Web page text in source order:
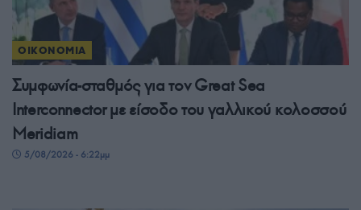
ΟΙΚΟΝΟΜΙΑ
Συμφωνία-σταθμός για τον Great Sea
Interconnector με είσοδο του γαλλικού κολοσσού
Meridiam
5/08/2026 - 6:22μμ